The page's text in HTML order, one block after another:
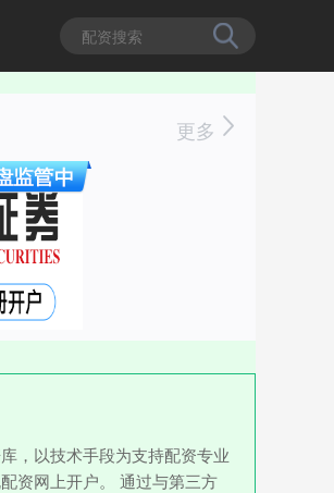
更多
，以技术手段为支持配资专业
资网上开户。 通过与第三方